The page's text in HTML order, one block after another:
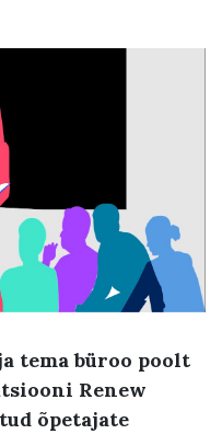
tema büroo poolt
Renew
õpetajate